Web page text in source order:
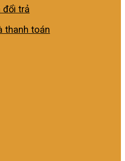
đổi trả
thanh toán